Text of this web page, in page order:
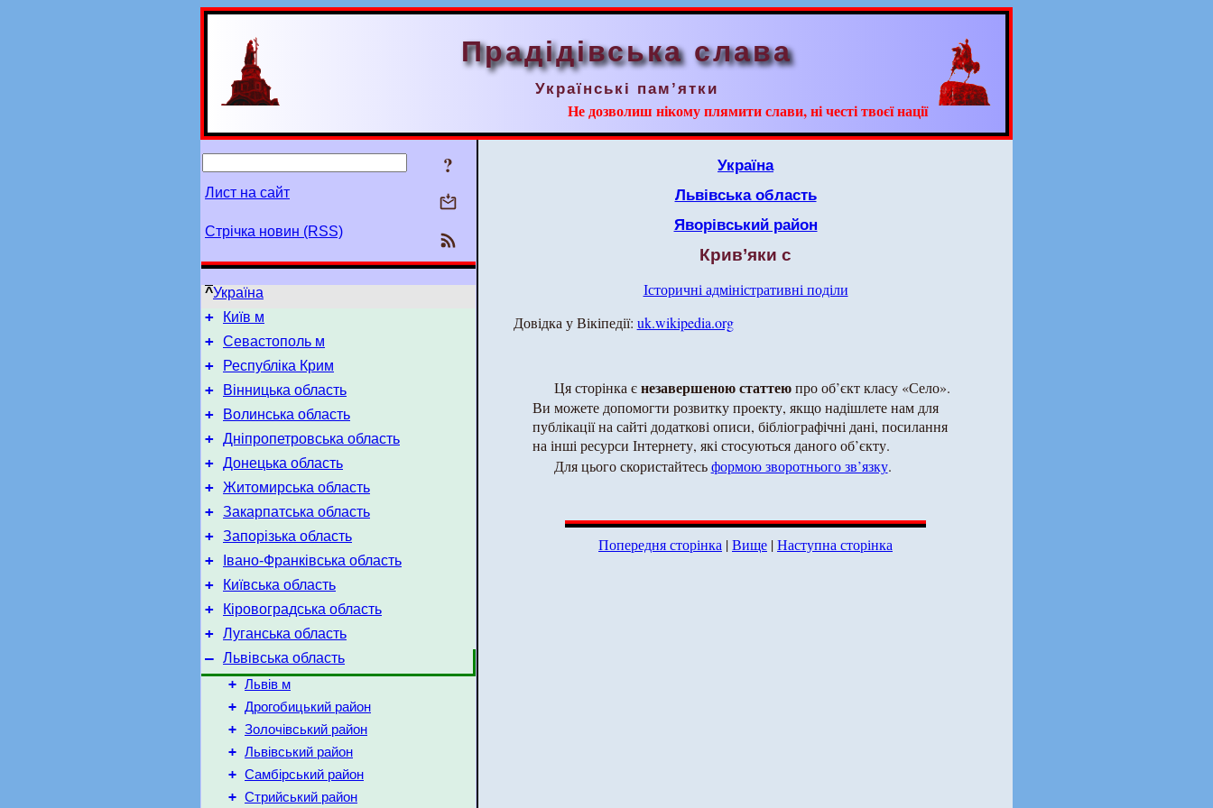
Прадідівська слава
Українські пам’ятки
Не дозволиш нікому плямити слави, ні честі твоєї нації
?
Лист на сайт
Стрічка новин (RSS)
^Україна
+ Київ м
+ Севастополь м
+ Республіка Крим
+ Вінницька область
+ Волинська область
+ Дніпропетровська область
+ Донецька область
+ Житомирська область
+ Закарпатська область
+ Запорізька область
+ Івано-Франківська область
+ Київська область
+ Кіровоградська область
+ Луганська область
– Львівська область
+ Львів м
+ Дрогобицький район
+ Золочівський район
+ Львівський район
+ Самбірський район
+ Стрийський район
Україна
Львівська область
Яворівський район
Крив’яки с
Історичні адміністративні поділи
Довідка у Вікіпедії: uk.wikipedia.org
Ця сторінка єнезавершеною статтеюпро об’єкт класу «Село».
Ви можете допомогти розвитку проекту, якщо надішлете нам для
публікації на сайті додаткові описи, бібліографічні дані, посилання
на інші ресурси Інтернету, які стосуються даного об’єкту.
Для цього скористайтесьформою зворотнього зв’язку.
Попередня сторінка |Вище |Наступна сторінка